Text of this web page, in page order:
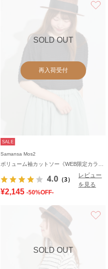
SOLD OUT
再入荷受付
SALE
Samansa Mos2
4.0 （3）
レビュー
を見る
¥2,145 -50%OFF-
SOLD OUT